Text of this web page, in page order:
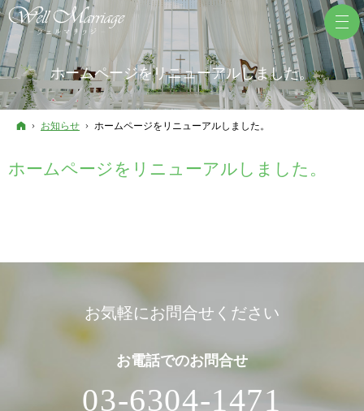
ホームページをリニューアルしました。
ホーム
お知らせ ホームページをリニューアルしました。
ホームページをリニューアルしました。
お気軽にお問合せください
お電話でのお問合せ
03-6304-1471